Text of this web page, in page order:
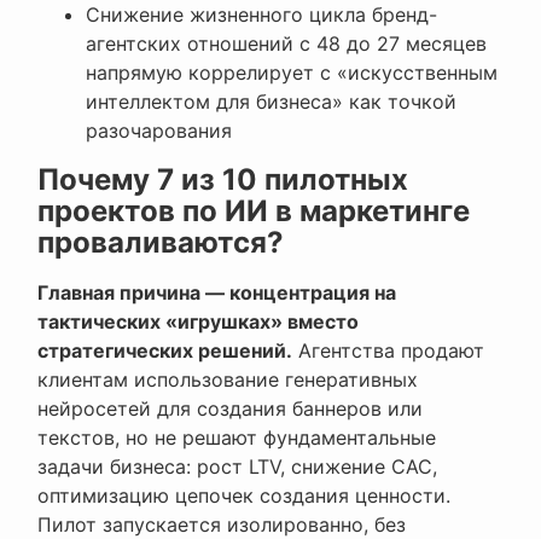
Снижение жизненного цикла бренд-
агентских отношений с 48 до 27 месяцев
напрямую коррелирует с «искусственным
интеллектом для бизнеса» как точкой
разочарования
Почему 7 из 10 пилотных
проектов по ИИ в маркетинге
проваливаются?
Главная причина — концентрация на
тактических «игрушках» вместо
стратегических решений. Агентства продают
клиентам использование генеративных
нейросетей для создания баннеров или
текстов, но не решают фундаментальные
задачи бизнеса: рост LTV, снижение CAC,
оптимизацию цепочек создания ценности.
Пилот запускается изолированно, без